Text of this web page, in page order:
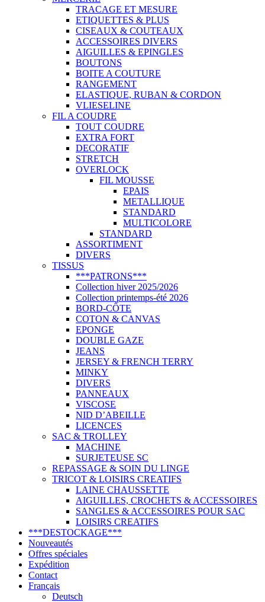
TRACAGE ET MESURE
ETIQUETTES & PLUS
CISEAUX & COUTEAUX
ACCESSOIRES DIVERS
AIGUILLES & EPINGLES
BOUTONS
BOITE A COUTURE
RANGEMENT
ELASTIQUE, RUBAN & CORDON
VLIESELINE
FIL A COUDRE
TOUT COUDRE
EXTRA FORT
DECORATIF
STRETCH
OVERLOCK
FIL MOUSSE
EPAIS
METALLIQUE
STANDARD
MULTICOLORE
STANDARD
ASSORTIMENT
DIVERS
TISSUS
***PATRONS***
Collection hiver 2025/2026
Collection printemps-été 2026
BORD-CÔTE
COTON & CANVAS
EPONGE
DOUBLE GAZE
JEANS
JERSEY & FRENCH TERRY
MINKY
DIVERS
PANNEAUX
VISCOSE
NID D’ABEILLE
LICENCES
SAC & TROLLEY
MACHINE
SURJETEUSE SC
REPASSAGE & SOIN DU LINGE
TRICOT & LOISIRS CREATIFS
LAINE CHAUSSETTE
AIGUILLES, CROCHETS & ACCESSOIRES
SANGLES & ACCESSOIRES POUR SAC
LOISIRS CREATIFS
***DESTOCKAGE***
Nouveautés
Offres spéciales
Expédition
Contact
Français
Deutsch